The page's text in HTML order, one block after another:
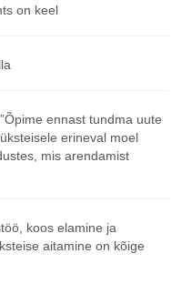
on keel
ennast tundma uute
erineval moel
mis arendamist
koos elamine ja
aitamine on kõige